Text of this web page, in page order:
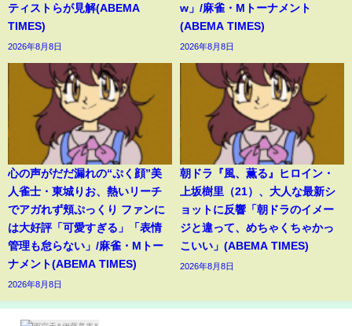
ティストらが見解(ABEMA
TIMES)
2026年8月8日
w」/麻雀・Mトーナメント
(ABEMA TIMES)
2026年8月8日
心の声がだだ漏れの“ぷく顔”美
人雀士・東城りお、熱いリーチ
でアガれず頬ぷっくり ファンに
は大好評「可愛すぎる」「表情
管理も怠らない」/麻雀・Mトー
ナメント(ABEMA TIMES)
2026年8月8日
朝ドラ『風、薫る』ヒロイン・
上坂樹里（21）、大人な最新シ
ョットに反響「朝ドラのイメー
ジと違って、めちゃくちゃかっ
こいい」(ABEMA TIMES)
2026年8月8日